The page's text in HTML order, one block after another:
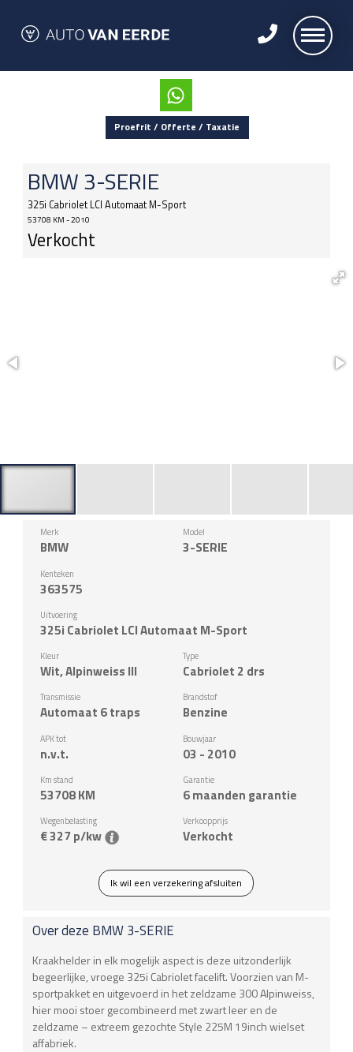
Proefrit / Offerte / Taxatie
BMW3-SERIE
325i Cabriolet LCI Automaat M-Sport
53708 KM - 2010
Verkocht
Merk
BMW
Model
3-SERIE
Kenteken
363575
Uitvoering
325i Cabriolet LCI Automaat M-Sport
Kleur
Wit, Alpinweiss III
Type
Cabriolet 2 drs
Transmissie
Automaat 6 traps
Brandstof
Benzine
APK tot
n.v.t.
Bouwjaar
03 - 2010
Km stand
53708KM
Garantie
6 maanden garantie
Wegenbelasting
€ 327 p/kw
Verkoopprijs
Verkocht
Ik wil een verzekering afsluiten
Over deze BMW3-SERIE
Kraakhelder in elk mogelijk aspect is deze uitzonderlijk
begeerlijke, vroege 325i Cabriolet facelift. Voorzien van M-
sportpakket en uitgevoerd in het zeldzame 300 Alpinweiss,
hier mooi stoer gecombineerd met zwart leer en de
zeldzame – extreem gezochte Style 225M 19inch wielset
affabriek.